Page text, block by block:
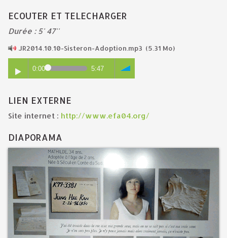
ECOUTER ET TELECHARGER
Durée : 5' 47''
JR2014.10.10-Sisteron-Adoption.mp3 (5.31 Mo)
0:00 5:47
LIEN EXTERNE
Site internet : http://www.efa04.org/
DIAPORAMA